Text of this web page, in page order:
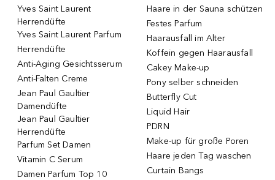
Yves Saint Laurent
Herrendüfte
Yves Saint Laurent Parfum
Herrendüfte
Anti-Aging Gesichtsserum
Anti-Falten Creme
Jean Paul Gaultier
Damendüfte
Jean Paul Gaultier
Herrendüfte
Parfum Set Damen
Vitamin C Serum
Damen Parfum Top 10
Haare in der Sauna schützen
Festes Parfum
Haarausfall im Alter
Koffein gegen Haarausfall
Cakey Make-up
Pony selber schneiden
Butterfly Cut
Liquid Hair
PDRN
Make-up für große Poren
Haare jeden Tag waschen
Curtain Bangs